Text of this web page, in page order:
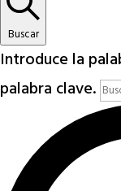
Buscar
Introduce la
palabra clave.